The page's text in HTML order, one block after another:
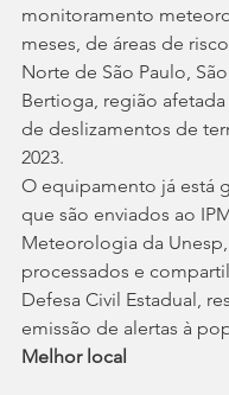
monitoramento
meses, de áreas de
Norte de São Paulo,
Bertioga, região
de deslizamentos de
2023.
O equipamento já está
que são enviados ao
Meteorologia da
processados e
Defesa Civil Estadual,
emissão de alertas à
Melhor local